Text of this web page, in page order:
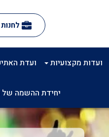
לחנות
ועדות מקצועיות ועדת
יחידת ההשמה של